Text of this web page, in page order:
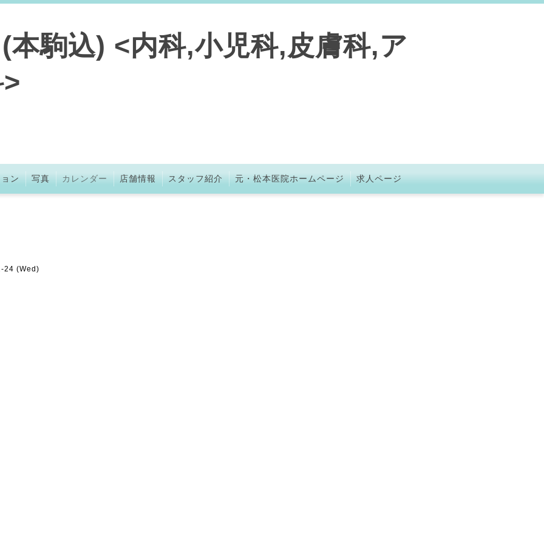
駒込) <内科,小児科,皮膚科,ア
ン 写真 カレンダー 店舗情報 スタッフ紹介 元・松本医院ホームページ 求人ページ
24 (Wed)